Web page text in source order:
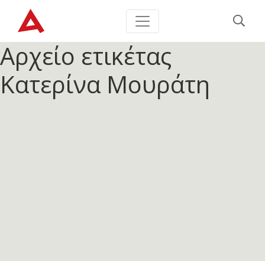
Αρχείο ετικέτας
Κατερίνα Μουράτη